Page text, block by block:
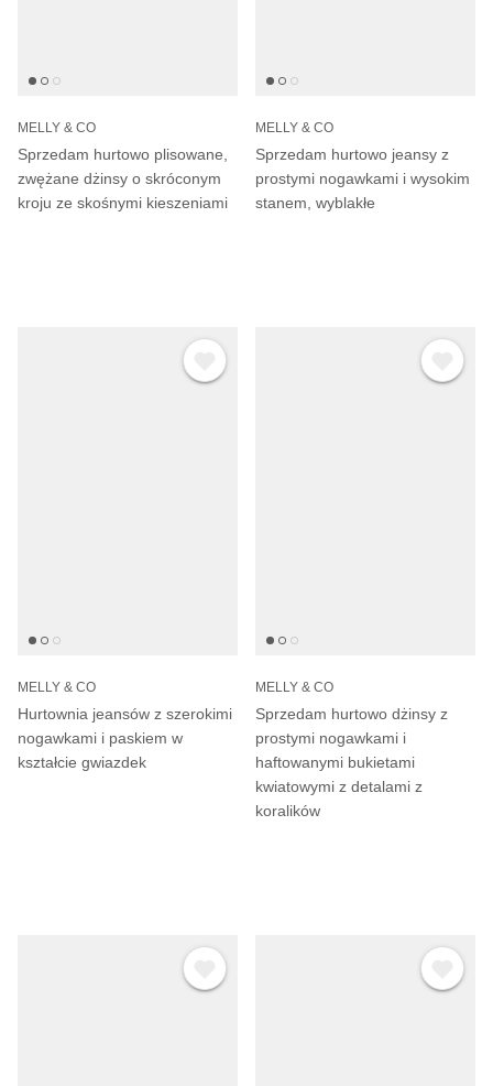
MELLY & CO
Sprzedam hurtowo plisowane,
zwężane dżinsy o skróconym
kroju ze skośnymi kieszeniami
MELLY & CO
Sprzedam hurtowo jeansy z
prostymi nogawkami i wysokim
stanem, wyblakłe
MELLY & CO
Hurtownia jeansów z szerokimi
nogawkami i paskiem w
kształcie gwiazdek
MELLY & CO
Sprzedam hurtowo dżinsy z
prostymi nogawkami i
haftowanymi bukietami
kwiatowymi z detalami z
koralików